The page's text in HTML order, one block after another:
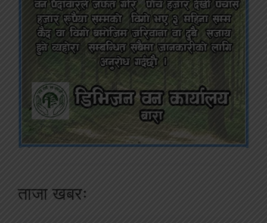
ताजा खबरः